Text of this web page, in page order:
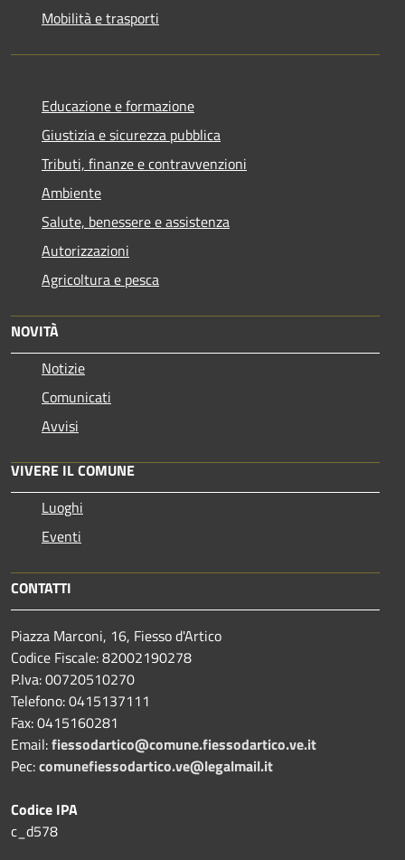
Mobilità e trasporti
Educazione e formazione
Giustizia e sicurezza pubblica
Tributi, finanze e contravvenzioni
Ambiente
Salute, benessere e assistenza
Autorizzazioni
Agricoltura e pesca
NOVITÀ
Notizie
Comunicati
Avvisi
VIVERE IL COMUNE
Luoghi
Eventi
CONTATTI
Piazza Marconi, 16, Fiesso d'Artico
Codice Fiscale: 82002190278
P.Iva: 00720510270
Telefono:0415137111
Fax:0415160281
Email:fiessodartico@comune.fiessodartico.ve.it
Pec:comunefiessodartico.ve@legalmail.it
Codice IPA
c_d578